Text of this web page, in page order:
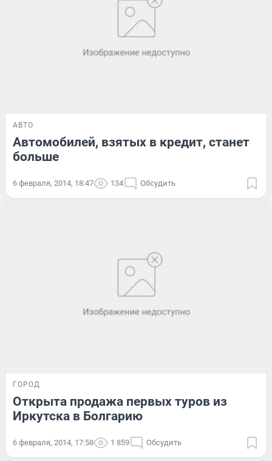
АВТО
Автомобилей, взятых в кредит, станет
больше
6 февраля, 2014, 18:47 134 Обсудить
ГОРОД
Открыта продажа первых туров из
Иркутска в Болгарию
6 февраля, 2014, 17:58 1 859 Обсудить